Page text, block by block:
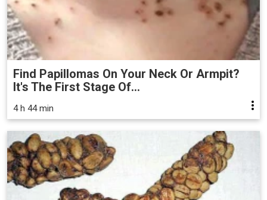
Find Papillomas On Your Neck Or Armpit?
It's The First Stage Of...
4 h 44 min